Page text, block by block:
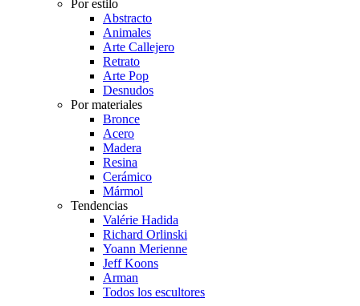
Por estilo
Abstracto
Animales
Arte Callejero
Retrato
Arte Pop
Desnudos
Por materiales
Bronce
Acero
Madera
Resina
Cerámico
Mármol
Tendencias
Valérie Hadida
Richard Orlinski
Yoann Merienne
Jeff Koons
Arman
Todos los escultores